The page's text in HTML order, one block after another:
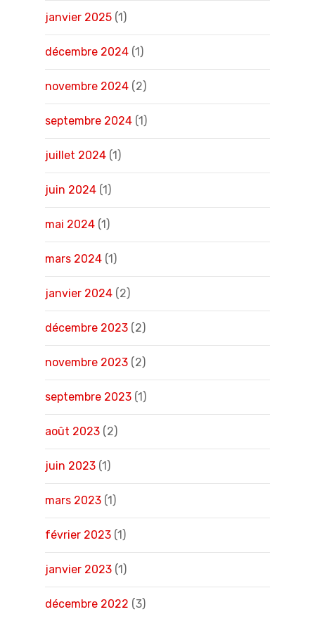
janvier 2025 (1)
décembre 2024 (1)
novembre 2024 (2)
septembre 2024 (1)
juillet 2024 (1)
juin 2024 (1)
mai 2024 (1)
mars 2024 (1)
janvier 2024 (2)
décembre 2023 (2)
novembre 2023 (2)
septembre 2023 (1)
août 2023 (2)
juin 2023 (1)
mars 2023 (1)
février 2023 (1)
janvier 2023 (1)
décembre 2022 (3)